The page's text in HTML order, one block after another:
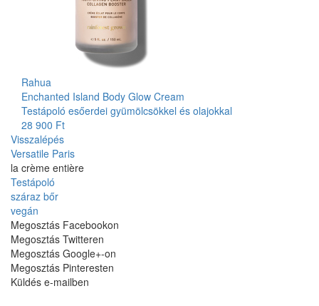
Rahua
Enchanted Island Body Glow Cream
Testápoló esőerdei gyümölcsökkel és olajokkal
28 900 Ft
Visszalépés
Versatile Paris
la crème entière
Testápoló
száraz bőr
vegán
Megosztás Facebookon
Megosztás Twitteren
Megosztás Google+-on
Megosztás Pinteresten
Küldés e-mailben